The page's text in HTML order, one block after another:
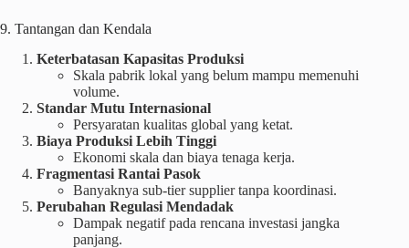
9. Tantangan dan Kendala
Keterbatasan Kapasitas Produksi
Skala pabrik lokal yang belum mampu memenuhi
volume.
Standar Mutu Internasional
Persyaratan kualitas global yang ketat.
Biaya Produksi Lebih Tinggi
Ekonomi skala dan biaya tenaga kerja.
Fragmentasi Rantai Pasok
Banyaknya sub-tier supplier tanpa koordinasi.
Perubahan Regulasi Mendadak
Dampak negatif pada rencana investasi jangka
panjang.